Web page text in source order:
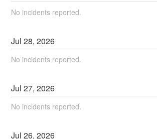
No incidents reported.
Jul28,2026
No incidents reported.
Jul27,2026
No incidents reported.
Jul26,2026